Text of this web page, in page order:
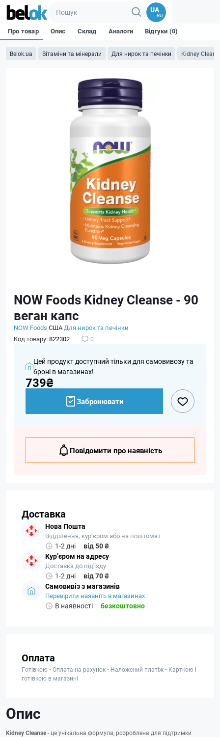
UA
RU
Belok.ua Вітаміни та мінерали Для нирок та печінки Kidney
Про товар Опис Склад Аналоги Відгуки (0)
NOW Foods Kidney Cleanse - 90
веган капс
NOW Foods СШАДля нирок та печінки
Код товару:822302 0
Цей продукт доступний тільки для самовивозу та
броні в магазинах!
739₴
Забронювати
Повідомити про наявність
Доставка
Нова Пошта
Відділення, кур’єром або на поштомат
1-2 дні
від 50 ₴
Кур’єром на адресу
Доставка до під'їзду
1-2 дні
від 70 ₴
Самовивіз з магазинів
Перевірити наявніть в магазинах
В наявності безкоштовно
Оплата
Готівкою • Оплата на рахунок • Наложений платіж • Карткою і
готівкою в магазині
Опис
Kidney Cleanse- це унікальна формула, розроблена для підтримки